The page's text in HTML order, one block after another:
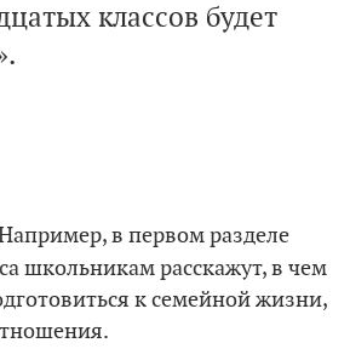
классов будет
в первом разделе
школьникам расскажут, в чем
к семейной жизни,